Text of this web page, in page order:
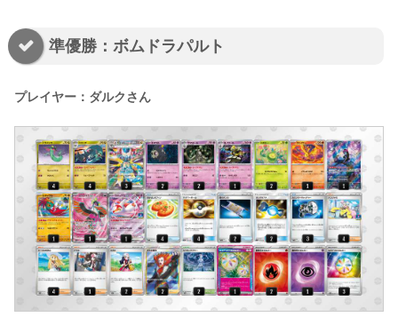
準優勝：ボムドラパルト
プレイヤー：ダルクさん